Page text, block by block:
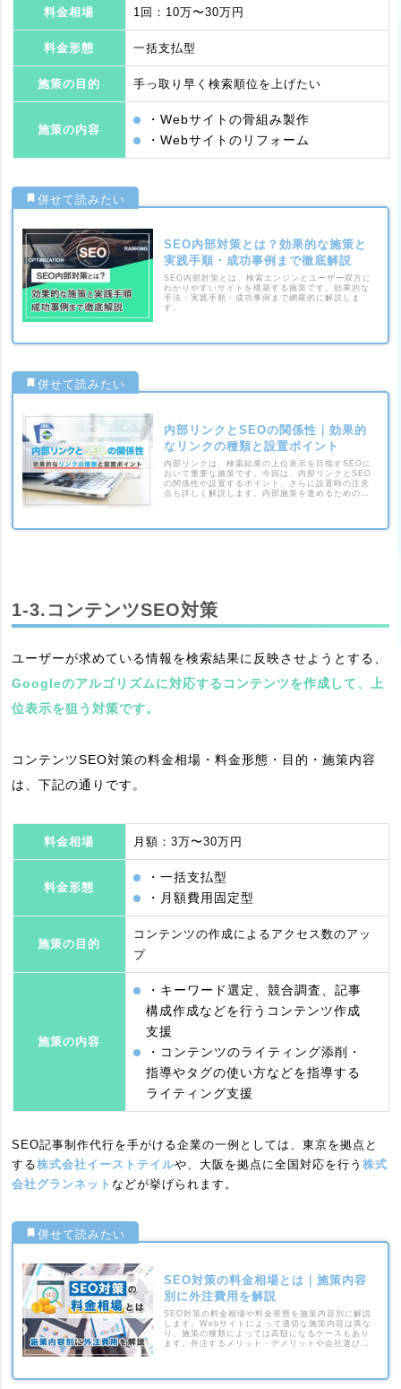
料金相場 1回：10万〜30万円
料金形態 一括支払型
施策の目的 手っ取り早く検索順位を上げたい
施策の内容
・Webサイトの骨組み製作
・Webサイトのリフォーム
SEO内部対策とは？効果的な施策と
実践手順・成功事例まで徹底解説
SEO内部対策とは、検索エンジンとユーザー双方に
わかりやすいサイトを構築する施策です。効果的な
手法・実践手順・成功事例まで網羅的に解説しま
す。
内部リンクとSEOの関係性｜効果的
なリンクの種類と設置ポイント
内部リンクは、検索結果の上位表示を目指すSEOに
おいて重要な施策です。今回は、内部リンクとSEO
の関係性や設置するポイント、さらに設置時の注意
点も詳しく解説します。内部施策を進めるための参
1-3.コンテンツSEO対策
ユーザーが求めている情報を検索結果に反映させようとする、
Googleのアルゴリズムに対応するコンテンツを作成して、上
位表示を狙う対策です。
コンテンツSEO対策の料金相場・料金形態・目的・施策内容
は、下記の通りです。
料金相場 月額：3万〜30万円
料金形態
・一括支払型
・月額費用固定型
施策の目的
コンテンツの作成によるアクセス数のアッ
プ
施策の内容
・キーワード選定、競合調査、記事
構成作成などを行うコンテンツ作成
支援
・コンテンツのライティング添削・
指導やタグの使い方などを指導する
ライティング支援
SEO記事制作代行を手がける企業の一例としては、東京を拠点と
する株式会社イーストテイルや、大阪を拠点に全国対応を行う株式
会社グランネットなどが挙げられます。
SEO対策の料金相場とは｜施策内容
別に外注費用を解説
SEO対策の料金相場や料金形態を施策内容別に解説
します。Webサイトによって適切な施策内容は異な
り、施策の種類によっては高額になるケースもあり
ます。外注するメリット・デメリットや会社選びの